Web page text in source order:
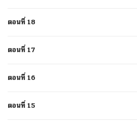
ตอนที่ 18
ตอนที่ 17
ตอนที่ 16
ตอนที่ 15